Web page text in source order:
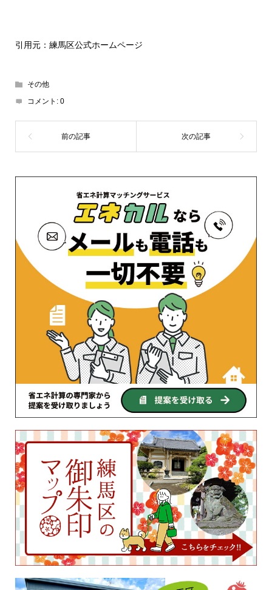
引用元：練馬区公式ホームページ
その他
コメント: 0